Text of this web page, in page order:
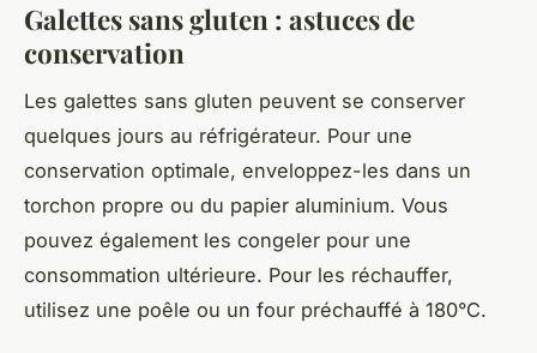
Galettes sans gluten : astuces de
conservation
Les galettes sans gluten peuvent se conserver
quelques jours au réfrigérateur. Pour une
conservation optimale, enveloppez-les dans un
torchon propre ou du papier aluminium. Vous
pouvez également les congeler pour une
consommation ultérieure. Pour les réchauffer,
utilisez une poêle ou un four préchauffé à 180°C.